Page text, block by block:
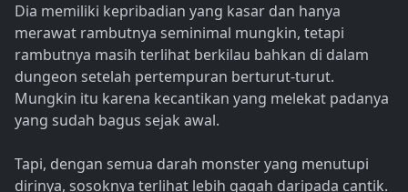
Dia memiliki kepribadian yang kasar dan hanya
merawat rambutnya seminimal mungkin, tetapi
rambutnya masih terlihat berkilau bahkan di dalam
dungeon setelah pertempuran berturut-turut.
Mungkin itu karena kecantikan yang melekat padanya
yang sudah bagus sejak awal.
Tapi, dengan semua darah monster yang menutupi
dirinya, sosoknya terlihat lebih gagah daripada cantik.